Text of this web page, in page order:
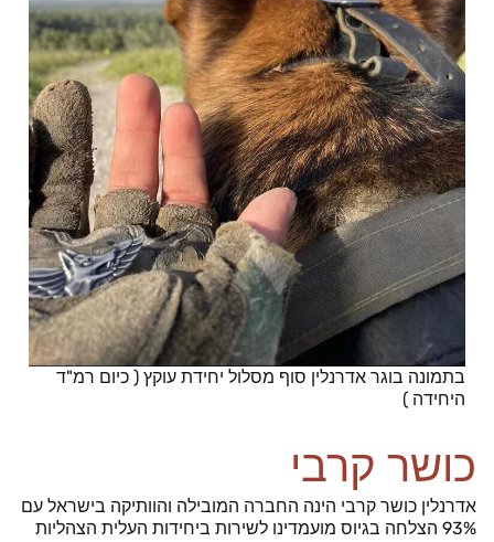
בתמונה בוגר אדרנלין סוף מסלול יחידת עוקץ ( כיום רמ"ד
היחידה )
כושר קרבי
אדרנלין כושר קרבי הינה החברה המובילה והוותיקה בישראל עם
93% הצלחה בגיוס מועמדינו לשירות ביחידות העלית הצהליות